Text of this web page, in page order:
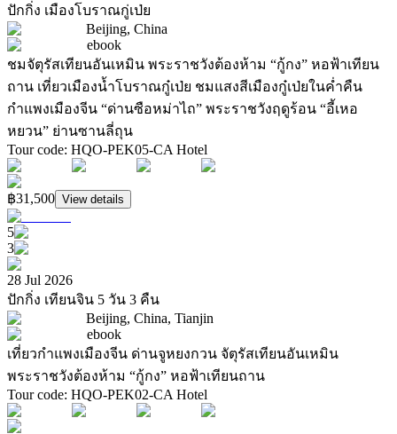
ปักกิ่ง เมืองโบราณกู่เป่ย
Beijing, China
ebook
ชมจัตุรัสเทียนอันเหมิน พระราชวังต้องห้าม “กู้กง” หอฟ้าเทียน
ถาน เที่ยวเมืองน้ำโบราณกู๋เป่ย ชมแสงสีเมืองกู๋เป่ยในค่ำคืน
กำแพงเมืองจีน “ด่านซือหม่าไถ” พระราชวังฤดูร้อน “อี้เหอ
หยวน” ย่านซานลี่ถุน
Tour code: HQO-PEK05-CA Hotel
฿31,500 View details
5
3
28 Jul 2026
ปักกิ่ง เทียนจิน 5 วัน 3 คืน
Beijing, China, Tianjin
ebook
เที่ยวกำแพงเมืองจีน ด่านจูหยงกวน จัตุรัสเทียนอันเหมิน
พระราชวังต้องห้าม “กู้กง” หอฟ้าเทียนถาน
Tour code: HQO-PEK02-CA Hotel